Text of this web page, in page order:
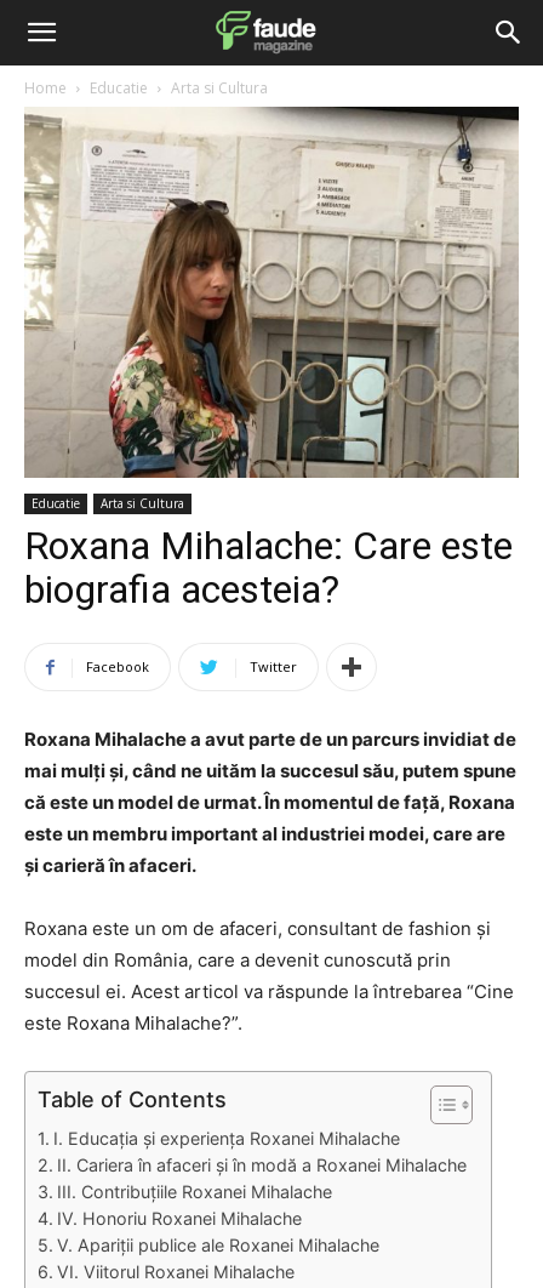
Home Educatie Arta si Cultura
Educatie Arta si Cultura
Roxana Mihalache: Care este
biografia acesteia?
Facebook Twitter
Roxana Mihalache a avut parte de un parcurs invidiat de
mai mulți și, când ne uităm la succesul său, putem spune
că este un model de urmat. În momentul de față, Roxana
este un membru important al industriei modei, care are
și carieră în afaceri.
Roxana este un om de afaceri, consultant de fashion și
model din România, care a devenit cunoscută prin
succesul ei. Acest articol va răspunde la întrebarea “Cine
este Roxana Mihalache?”.
Table of Contents
I. Educația și experiența Roxanei Mihalache
II. Cariera în afaceri și în modă a Roxanei Mihalache
III. Contribuțiile Roxanei Mihalache
IV. Honoriu Roxanei Mihalache
V. Apariții publice ale Roxanei Mihalache
VI. Viitorul Roxanei Mihalache